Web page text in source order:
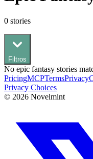
0 stories
Filtros
No epic fantasy stories
PricingMCPTermsPrivacy
Privacy Choices
© 2026 Novelmint